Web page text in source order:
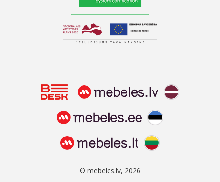
© mebeles.lv, 2026